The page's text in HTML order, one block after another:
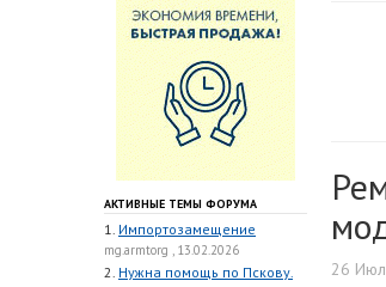
АКТИВНЫЕ ТЕМЫ ФОРУМА
1. Импортозамещение
mg.armtorg , 13.02.2026
2. Нужна помощь по Пскову. 26